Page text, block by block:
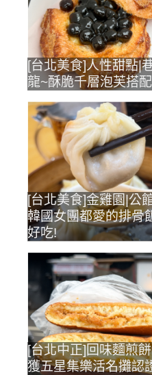
[台北美食]人性甜點|
龍~酥脆千層泡芙搭
[台北美食]金雞園|公
韓國女團都愛的排骨
好吃!
[台北中正]回味麵煎
獲五星集樂活名攤認